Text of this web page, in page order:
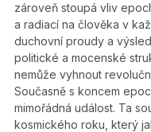
zároveň stoupá vliv
a radiací na člověka v
duchovní proudy a
politické a mocenské
nemůže vyhnout
Současně s koncem
mimořádná událost. Ta
kosmického roku, který